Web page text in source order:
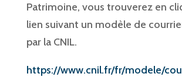
Patrimoine, vous trouverez en
lien suivant un modèle de
par la CNIL.
https://www.cnil.fr/fr/modele/